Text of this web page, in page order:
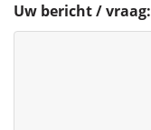
Uw bericht / vraag: